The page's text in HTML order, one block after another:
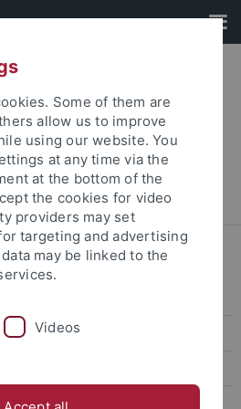
Fakultät
... Weitere Publikationen
Some of them are
allow us to improve
using our website. You
at any time via the
at the bottom of the
the cookies for video
providers may set
targeting and advertising
may be linked to the
Videos